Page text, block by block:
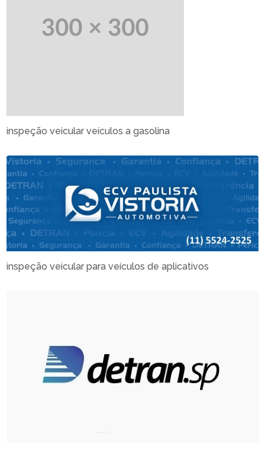
inspeção veicular veículos a gasolina
inspeção veicular para veículos de aplicativos